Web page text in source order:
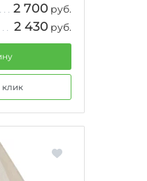
2 700 руб.
2 430 руб.
клик